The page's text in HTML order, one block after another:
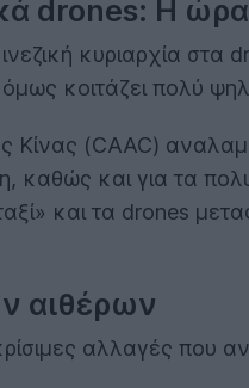
drones: Η ώρα
κυριαρχία στα
κοιτάζει πολύ
Κίνας (CAAC)
και για τα
και τα drones
αιθέρων
αλλαγές